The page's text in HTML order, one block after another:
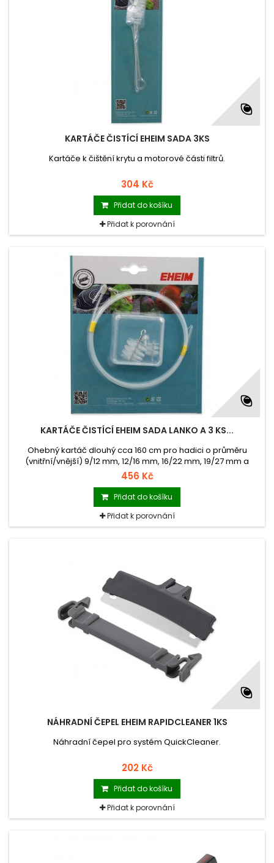
KARTÁČE ČISTÍCÍ EHEIM SADA 3KS
Kartáče k čištění krytu a motorové části filtrů.
304 Kč
Přidat do košíku
Přidat k porovnání
KARTÁČE ČISTÍCÍ EHEIM SADA LANKO A 3 KS...
Ohebný kartáč dlouhý cca 160 cm pro hadici o průměru
(vnitřní/vnější) 9/12 mm, 12/16 mm, 16/22 mm, 19/27 mm a
25/34 mm.
456 Kč
Přidat do košíku
Přidat k porovnání
NÁHRADNÍ ČEPEL EHEIM RAPIDCLEANER 1KS
Náhradní čepel pro systém QuickCleaner.
202 Kč
Přidat do košíku
Přidat k porovnání